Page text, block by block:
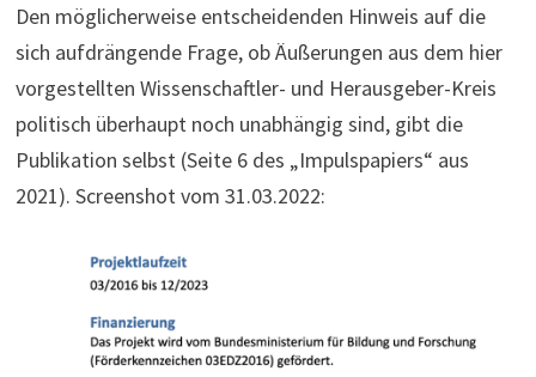
Den möglicherweise entscheidenden Hinweis auf die
sich aufdrängende Frage, ob Äußerungen aus dem hier
vorgestellten Wissenschaftler- und Herausgeber-Kreis
politisch überhaupt noch unabhängig sind, gibt die
Publikation selbst (Seite 6 des „Impulspapiers“ aus
2021). Screenshot vom 31.03.2022: